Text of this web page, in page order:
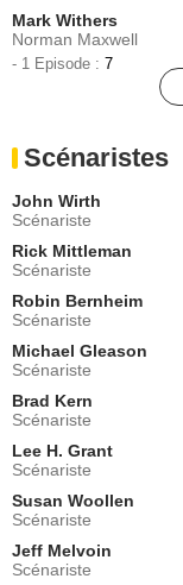
Mark Withers
Norman Maxwell
- 1 Episode : 7
- 1 Episode :8
Shérif Clifford
- 1 Episode :
John Del Regno
Donner
- 1 Episode :9
Peter Jason
Martin Rome
- 1 Episode :
Anne Seymour
Mlle Underwood
- 1 Episode :11
Noble Willingham
Harrison Bumpers
- 1 Episode :
John McCook
Norman Austin
Scénaristes
John Wirth
Scénariste
Rick Mittleman
Scénariste
Robin Bernheim
Scénariste
Michael Gleason
Scénariste
Brad Kern
Scénariste
Lee H. Grant
Scénariste
Susan Woollen
Scénariste
Jeff Melvoin
Scénariste